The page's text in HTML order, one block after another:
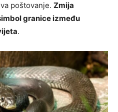
poštovanje. Zmija
granice između
.